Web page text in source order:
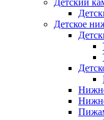
Детский
Детское